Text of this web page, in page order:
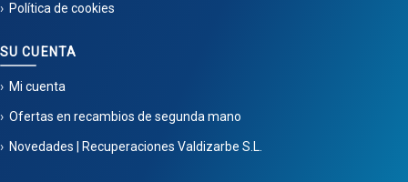
Política de cookies
SU CUENTA
Mi cuenta
Ofertas en recambios de segunda mano
Novedades | Recuperaciones Valdizarbe S.L.